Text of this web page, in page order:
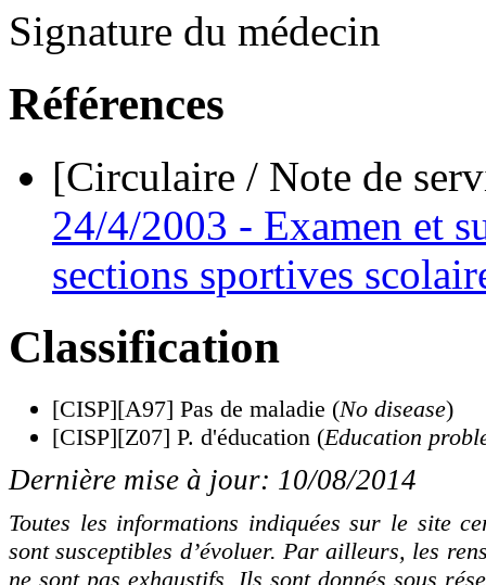
Signature du médecin
Références
[Circulaire / Note de
24/4/2003 - Examen et
sections sportives
Classification
[CISP][A97] Pas de maladie (No disease)
[CISP][Z07] P. d'éducation (Education
Dernière mise à jour: 10/08/2014
Toutes les informations indiquées sur le site
sont susceptibles d’évoluer. Par ailleurs, les
ne sont pas exhaustifs. Ils sont donnés sous